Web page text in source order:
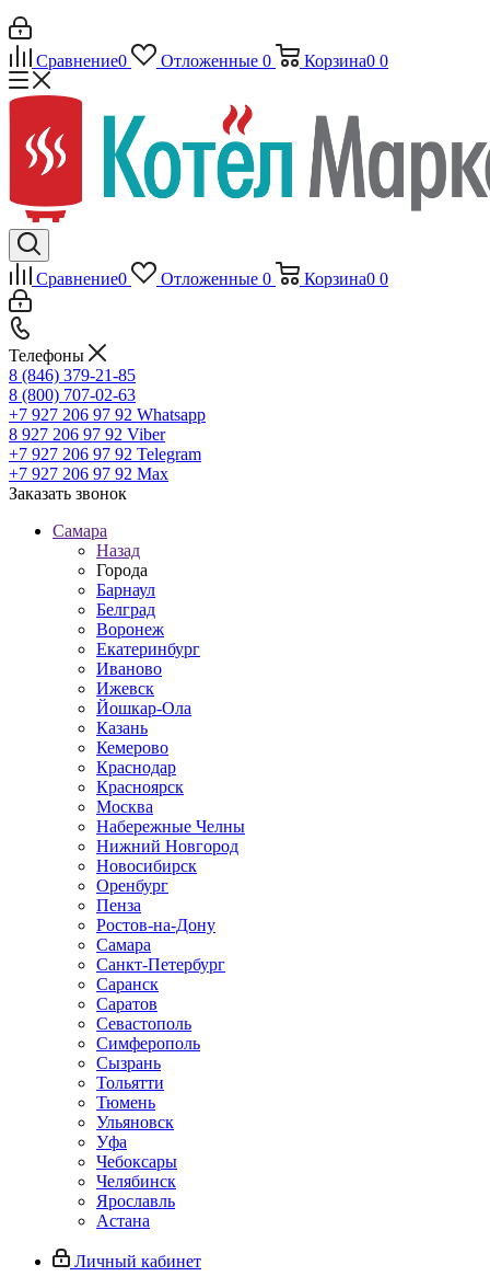
Сравнение0 Отложенные 0 Корзина0 0
Сравнение0 Отложенные 0 Корзина0 0
Телефоны
8 (846) 379-21-85
8 (800) 707-02-63
+7 927 206 97 92 Whatsapp
8 927 206 97 92 Viber
+7 927 206 97 92 Telegram
+7 927 206 97 92 Max
Заказать звонок
Самара
Назад
Города
Барнаул
Белград
Воронеж
Екатеринбург
Иваново
Ижевск
Йошкар-Ола
Казань
Кемерово
Краснодар
Красноярск
Москва
Набережные Челны
Нижний Новгород
Новосибирск
Оренбург
Пенза
Ростов-на-Дону
Самара
Санкт-Петербург
Саранск
Саратов
Севастополь
Симферополь
Сызрань
Тольятти
Тюмень
Ульяновск
Уфа
Чебоксары
Челябинск
Ярославль
Астана
Личный кабинет